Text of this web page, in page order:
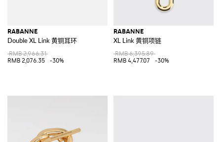
RABANNE
Double XL Link 黄铜耳环
RMB 2,966.31
RMB 2,076.35
-30%
RABANNE
XL Link 黄铜项链
RMB 6,395.89
RMB 4,477.07
-30%